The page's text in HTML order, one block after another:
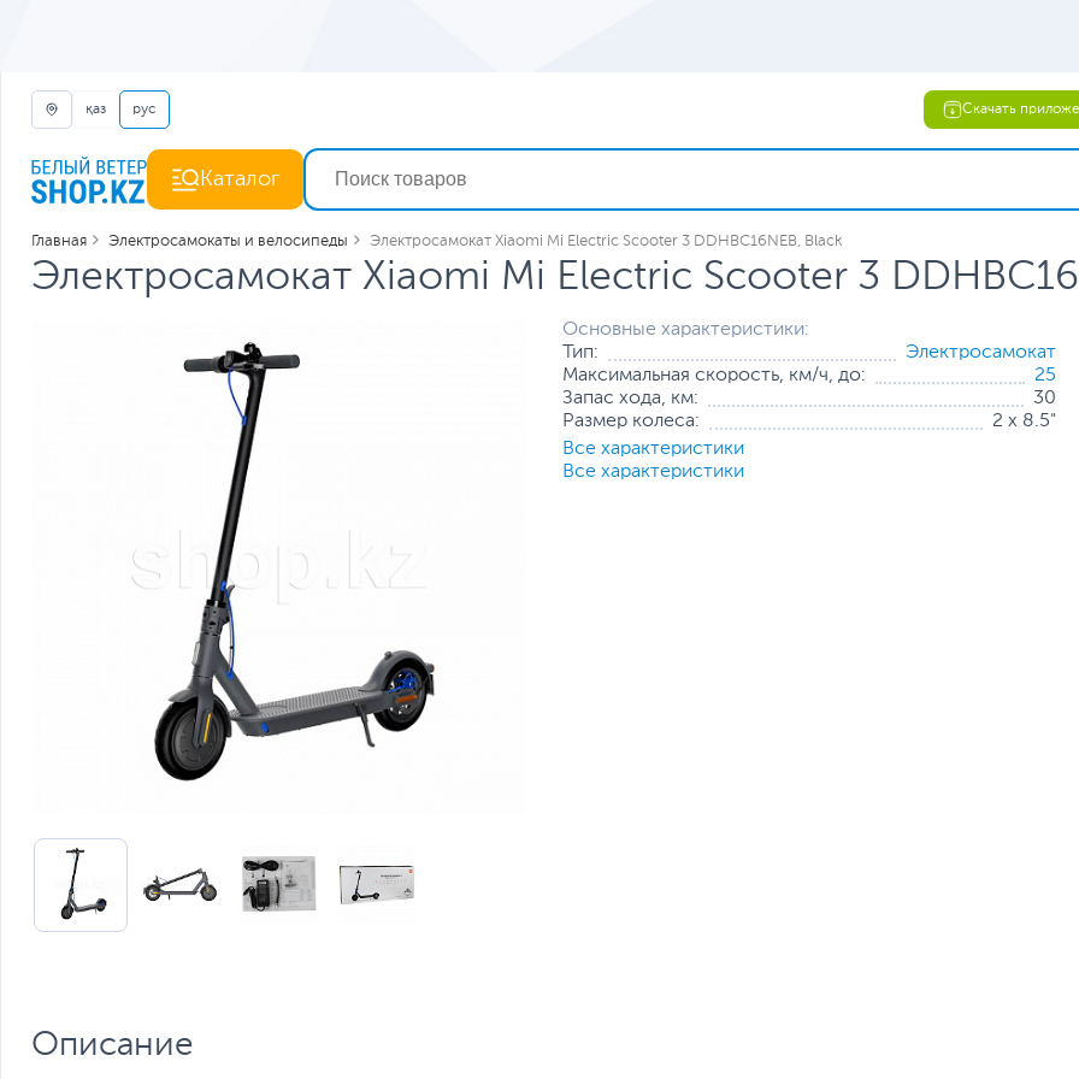
қаз рус Скачать
Каталог
Главная Электросамокаты и велосипеды Электросамокат Xiaomi Mi Electric Scooter 3 DDHBC16NEB, Black
Электросамокат Xiaomi Mi Electric Scooter 3
Основные характеристики:
Тип:
Электросамокат
Максимальная скорость, км/ч, до:
25
Запас хода, км:
30
Размер колеса:
2 х 8.5"
Все характеристики
Все характеристики
Описание